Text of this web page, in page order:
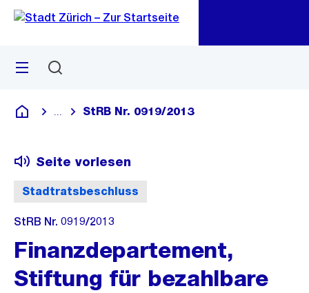
Navigation
Sprunglink
Menü
Deutsch
Blende alle Breadcrumbs ein
StRB Nr. 0919/2013
Stadtratsbeschluss
Seite vorlesen
StRB Nr. 0919/2013
Finanzdepartement,
Stiftung für bezahlbare